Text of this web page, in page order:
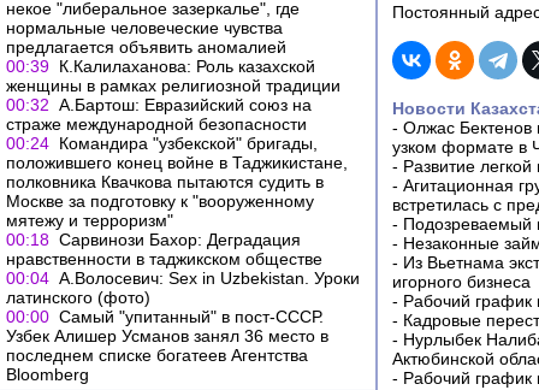
некое "либеральное зазеркалье", где
нормальные человеческие чувства
предлагается объявить аномалией
00:39 К.Калилаханова: Роль казахской
женщины в рамках религиозной традиции
00:32 А.Бартош: Евразийский союз на
страже международной безопасности
00:24 Командира "узбекской" бригады,
положившего конец войне в Таджикистане,
полковника Квачкова пытаются судить в
Москве за подготовку к "вооруженному
мятежу и терроризм"
00:18 Сарвинози Бахор: Деградация
нравственности в таджикском обществе
00:04 А.Волосевич: Sex in Uzbekistan. Уроки
латинского (фото)
00:00 Cамый "упитанный" в пост-СССР.
Узбек Алишер Усманов занял 36 место в
последнем списке богатеев Агентства
Bloomberg
Постоянный
Новости
- Олжас Бектенов
узком формате в
- Развитие
- Агитационная
встретилась с
- Подозреваемый
- Незаконные
- Из Вьетнама
игорного бизнеса
- Рабочий график
- Кадровые
- Нурлыбек
Актюбинской
- Рабочий график